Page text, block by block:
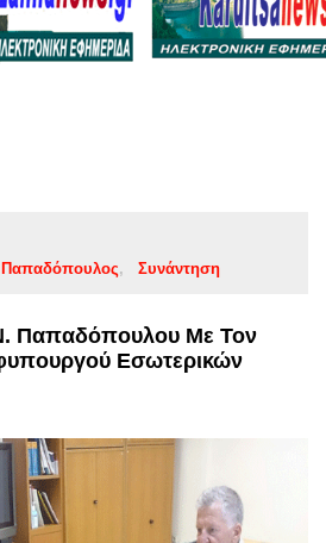
Παπαδόπουλος Συνάντηση
Παπαδόπουλου Με Τον
Εσωτερικών